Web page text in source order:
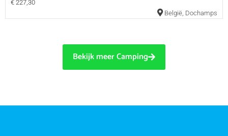
€ 227,30
België Dochamps
Bekijk meer Camping